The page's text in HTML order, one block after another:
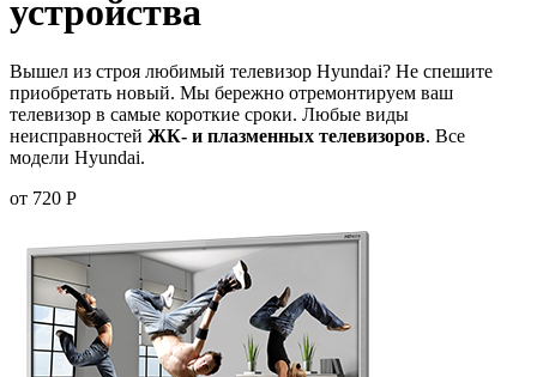
устройства
Вышел из строя любимый телевизор Hyundai? Не спешите
приобретать новый. Мы бережно отремонтируем ваш
телевизор в самые короткие сроки. Любые виды
неисправностей ЖК- и плазменных телевизоров. Все
модели Hyundai.
от 720 Р